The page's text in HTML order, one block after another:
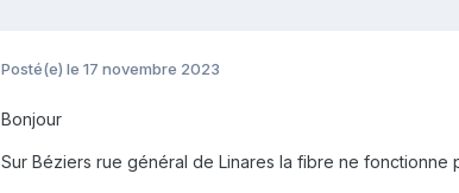
Posté(e) le 17 novembre 2023
Bonjour
Sur Béziers rue général de Linares la fibre ne fonctionne